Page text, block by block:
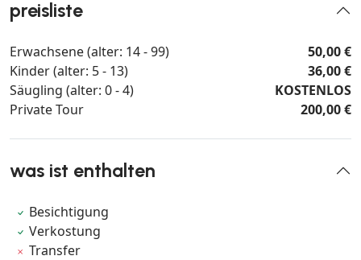
preisliste
Erwachsene (alter: 14 - 99)
50,00 €
Kinder (alter: 5 - 13)
36,00 €
Säugling (alter: 0 - 4)
KOSTENLOS
Private Tour
200,00 €
was ist enthalten
Besichtigung
Verkostung
Transfer